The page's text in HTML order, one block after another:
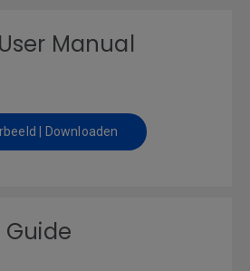
Manual
| Downloaden